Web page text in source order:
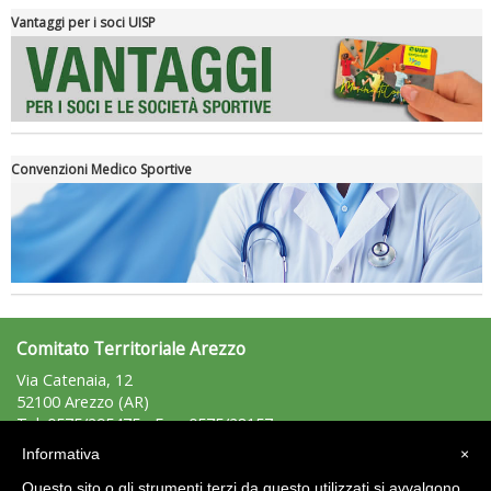
Tiziano Pesce a Radio InBlu2000 traccia il bilancio della stagione
Vantaggi per i soci UISP
Convenzioni Medico Sportive
Comitato Territoriale Arezzo
Via Catenaia, 12
52100 Arezzo (AR)
Tel: 0575/295475 - Fax: 0575/28157
e-mail:arezzo@uisp.it ×
Informativa